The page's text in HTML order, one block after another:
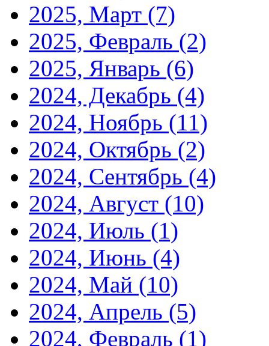
2025, Март (7)
2025, Февраль (2)
2025, Январь (6)
2024, Декабрь (4)
2024, Ноябрь (11)
2024, Октябрь (2)
2024, Сентябрь (4)
2024, Август (10)
2024, Июль (1)
2024, Июнь (4)
2024, Май (10)
2024, Апрель (5)
2024, Февраль (1)